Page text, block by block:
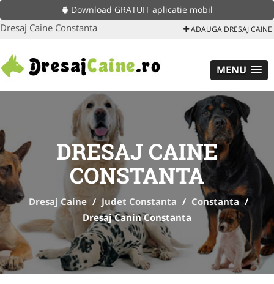
Download GRATUIT aplicatie mobil
Dresaj Caine Constanta ADAUGA DRESAJ CAINE
MENU
DRESAJ CAINE
CONSTANTA
Dresaj Caine / Judet Constanta / Constanta /
Dresaj Canin Constanta